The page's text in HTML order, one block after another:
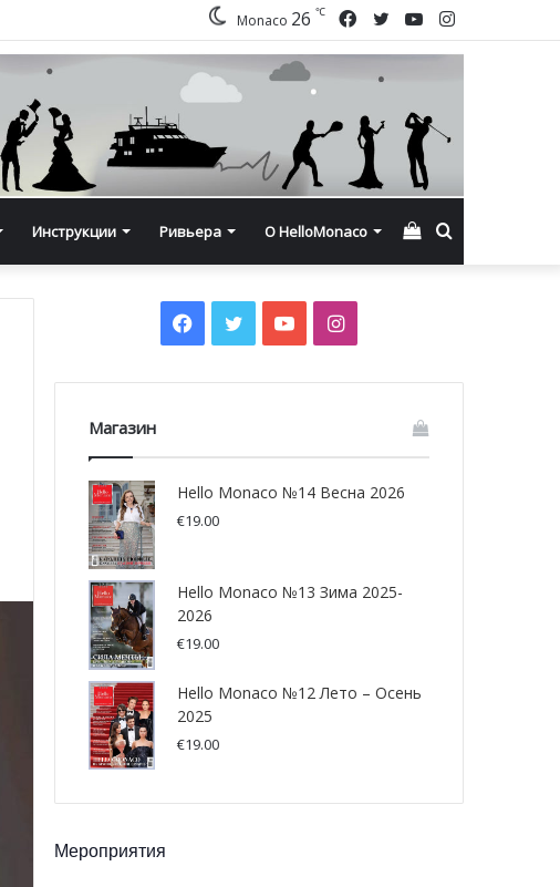
Instagram
YouTube
Twitter
Facebook
Monaco 26 ℃
Инструкции Ривьера О HelloMonaco Смотреть
Facebook
TwitterYouTubeInstagram
Магазин
Hello Monaco №14 Весна 2026
€19.00
Hello Monaco №13 Зима 2025-
2026
€19.00
Hello Monaco №12 Лето – Осень
2025
€19.00
Мероприятия